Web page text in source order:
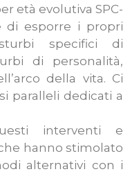
età evolutiva SPC-
di esporre i propri
specifici di
di personalità,
della vita. Ci
paralleli dedicati a
interventi e
hanno stimolato
alternativi con i